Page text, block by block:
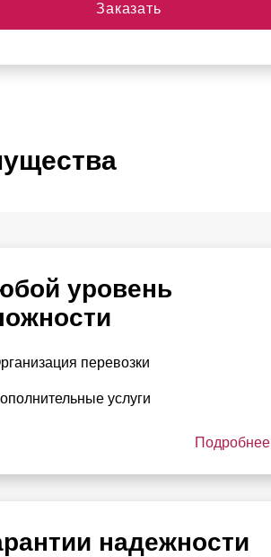
Заказать
уровень
перевозки
услуги
Подробнее
надежности